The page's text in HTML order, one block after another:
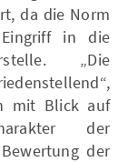
da die Norm
in die
„Die
mit Blick auf
der
der